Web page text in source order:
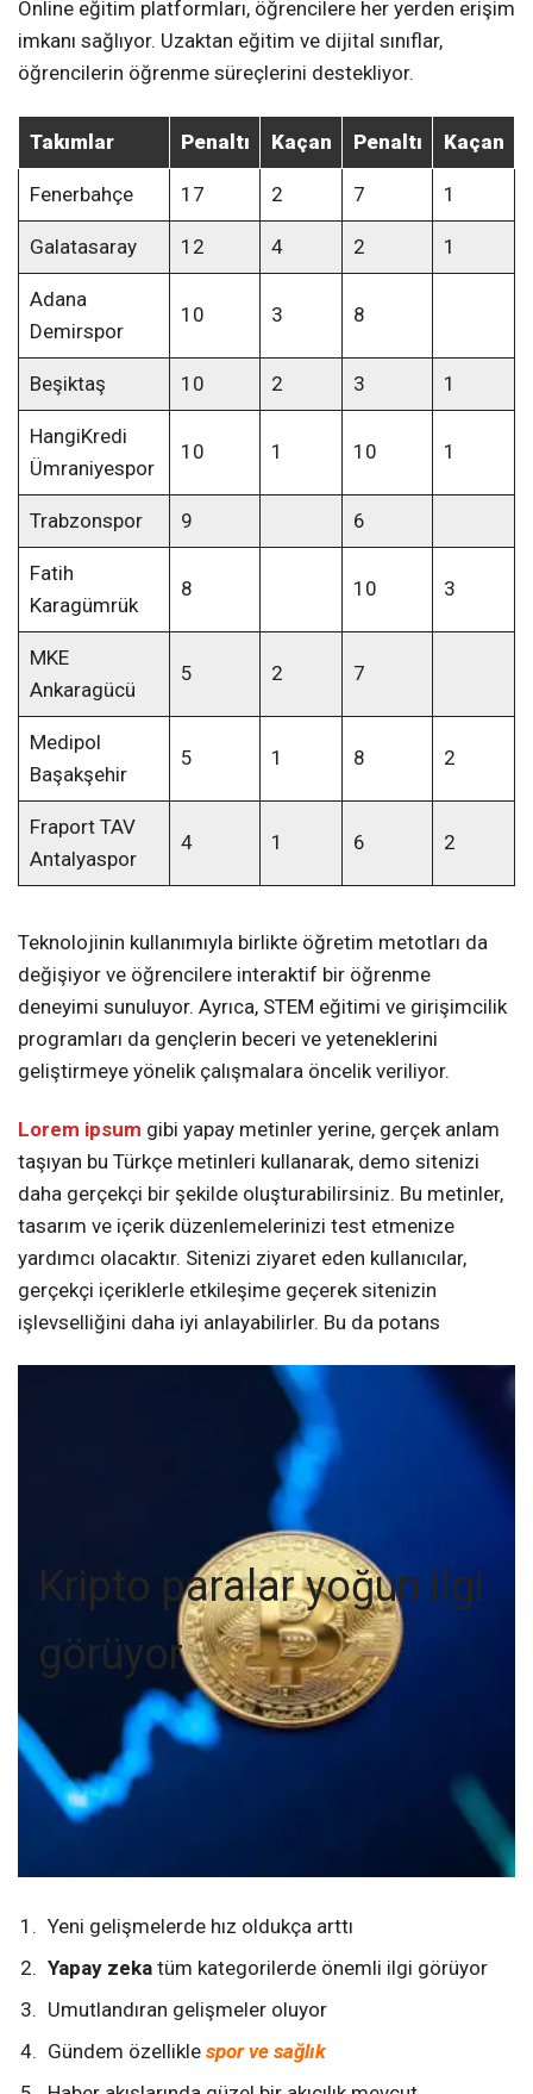
Online eğitim platformları, öğrencilere her yerden erişim
imkanı sağlıyor. Uzaktan eğitim ve dijital sınıflar,
öğrencilerin öğrenme süreçlerini destekliyor.
Takımlar Penaltı Kaçan Penaltı Kaçan
Fenerbahçe 17 2 7 1
Galatasaray 12 4 2 1
Adana
Demirspor
10 3 8
Beşiktaş 10 2 3 1
HangiKredi
Ümraniyespor
10 1 10 1
Trabzonspor 9 6
Fatih
Karagümrük
8 10 3
MKE
Ankaragücü
5 2 7
Medipol
Başakşehir
5 1 8 2
Fraport TAV
Antalyaspor
4 1 6 2
Teknolojinin kullanımıyla birlikte öğretim metotları da
değişiyor ve öğrencilere interaktif bir öğrenme
deneyimi sunuluyor. Ayrıca, STEM eğitimi ve girişimcilik
programları da gençlerin beceri ve yeteneklerini
geliştirmeye yönelik çalışmalara öncelik veriliyor.
Lorem ipsum gibi yapay metinler yerine, gerçek anlam
taşıyan bu Türkçe metinleri kullanarak, demo sitenizi
daha gerçekçi bir şekilde oluşturabilirsiniz. Bu metinler,
tasarım ve içerik düzenlemelerinizi test etmenize
yardımcı olacaktır. Sitenizi ziyaret eden kullanıcılar,
gerçekçi içeriklerle etkileşime geçerek sitenizin
işlevselliğini daha iyi anlayabilirler. Bu da potans
Kripto paralar yoğun ilgi
görüyor
Yeni gelişmelerde hız oldukça arttı
Yapay zeka tüm kategorilerde önemli ilgi görüyor
Umutlandıran gelişmeler oluyor
Gündem özellikle spor ve sağlık